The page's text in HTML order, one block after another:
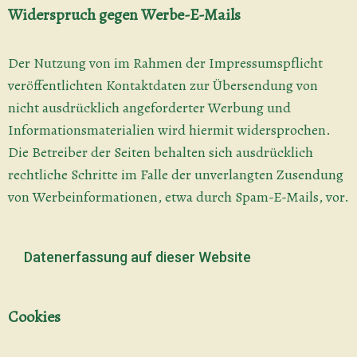
Widerspruch gegen Werbe-E-Mails
Der Nutzung von im Rahmen der Impressumspflicht
veröffentlichten Kontaktdaten zur Übersendung von
nicht ausdrücklich angeforderter Werbung und
Informationsmaterialien wird hiermit widersprochen.
Die Betreiber der Seiten behalten sich ausdrücklich
rechtliche Schritte im Falle der unverlangten Zusendung
von Werbeinformationen, etwa durch Spam-E-Mails, vor.
Datenerfassung auf dieser Website
Cookies